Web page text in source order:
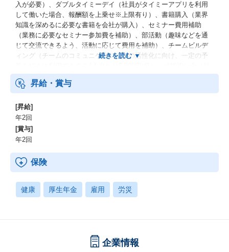
入が必要）、ダブルタイミーデイ（社員がタイミーアプリを利用
して働いた場合、報酬額を上乗せ※上限有り）、書籍購入（業界
知識を深めるに必要な書籍を会社が購入）、セミナー費用補助
（業務に必要なセミナー参加費を補助）、部活動（趣味などを通
じて交流できるよう、活動に応じて費用を補助）、チームビルデ
ィング（チームのコミュニケーションの活性化に向け、一定の予
婚した従業員に祝い金を支給） 等
昇給・賞与
[昇給]
年2回
[賞与]
年2回
保険
健康 厚生年金 雇用 労災
企業情報